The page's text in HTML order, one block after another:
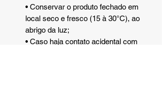
• Conservar o produto fechado em
local seco e fresco (15 à 30°C), ao
abrigo da luz;
• Caso haja contato acidental com